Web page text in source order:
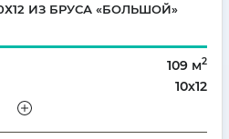
ИЗ БРУСА «БОЛЬШОЙ»
109 м2
10х12
3